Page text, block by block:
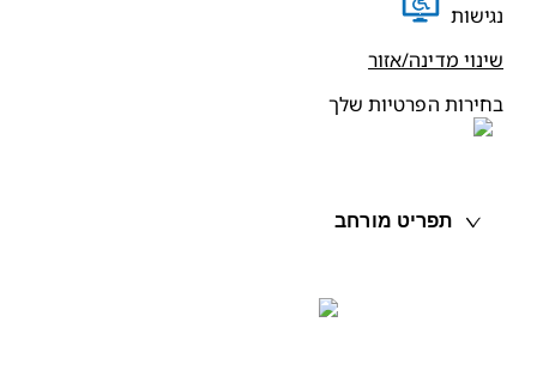
מדינה/אזור
הפרטיות שלך
תפריט מורחב